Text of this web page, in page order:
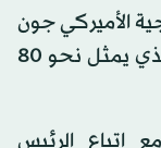
الأميركي جون
سوليفان، اجتماع مجموعة العشرين، الذي يمثل نحو 80
اتباع الرئيس